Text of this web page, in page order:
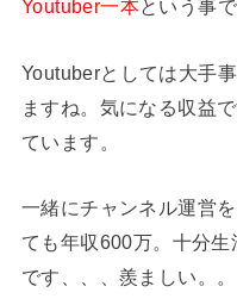
Youtuber一本という事
Youtuberとしては大手
ますね。気になる収益
ています。
一緒にチャンネル運営
ても年収600万。十分
です、、、羨ましい。。